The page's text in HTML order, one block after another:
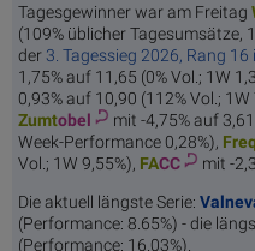
Tagesgewinner war am Freitag
(109% üblicher Tagesumsätze,
der 3. Tagessieg 2026, Rang 16
1,75% auf 11,65 (0% Vol.; 1W
0,93% auf 10,90 (112% Vol.;
Zumtobel
mit -4,75% auf
Week-Performance 0,28%),
Vol.; 1W 9,55%), FACC mit -
Die aktuell längste Serie:
(Performance: 8.65%) - die
(Performance: 16.03%).